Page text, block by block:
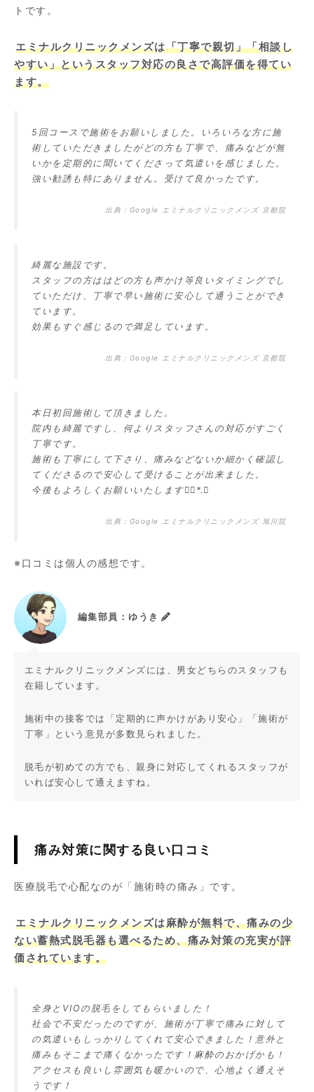
トです。
エミナルクリニックメンズは「丁寧で親切」「相談し
やすい」というスタッフ対応の良さで高評価を得てい
ます。
5回コースで施術をお願いしました。いろいろな方に施
術していただきましたがどの方も丁寧で、痛みなどが無
いかを定期的に聞いてくださって気遣いを感じました。
強い勧誘も特にありません。受けて良かったです。
出典： Google エミナルクリニックメンズ 京都院
綺麗な施設です。
スタッフの方ははどの方も声かけ等良いタイミングでし
ていただけ、丁寧で早い施術に安心して通うことができ
ています。
効果もすぐ感じるので満足しています。
出典： Google エミナルクリニックメンズ 京都院
本日初回施術して頂きました。
院内も綺麗ですし、何よりスタッフさんの対応がすごく
丁寧です。
施術も丁寧にして下さり、痛みなどないか細かく確認し
てくださるので安心して受けることが出来ました。
今後もよろしくお願いいたします❁⃘*.ﾟ
出典： Google エミナルクリニックメンズ 旭川院
※口コミは個人の感想です。
編集部員：ゆうき
エミナルクリニックメンズには、男女どちらのスタッフも
在籍しています。
施術中の接客では「定期的に声かけがあり安心」「施術が
丁寧」という意見が多数見られました。
脱毛が初めての方でも、親身に対応してくれるスタッフが
いれば安心して通えますね。
痛み対策に関する良い口コミ
医療脱毛で心配なのが「施術時の痛み」です。
エミナルクリニックメンズは麻酔が無料で、痛みの少
ない蓄熱式脱毛器も選べるため、痛み対策の充実が評
価されています。
全身とVIOの脱毛をしてもらいました！
社会で不安だったのですが、施術が丁寧で痛みに対して
の気遣いもしっかりしてくれて安心できました！意外と
痛みもそこまで痛くなかったです！麻酔のおかげかも！
アクセスも良いし雰囲気も暖かいので、心地よく通えそ
うです！